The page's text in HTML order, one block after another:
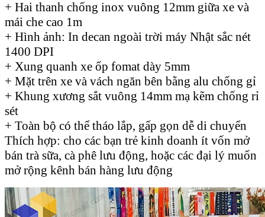
+ Hai thanh chống inox vuông 12mm giữa xe và
mái che cao 1m
+ Hình ảnh: In decan ngoài trời máy Nhật sắc nét
1400 DPI
+ Xung quanh xe ốp fomat dày 5mm
+ Mặt trên xe và vách ngăn bên bằng alu chống gỉ
+ Khung xương sắt vuông 14mm mạ kẽm chống rỉ
sét
+ Toàn bộ có thể tháo lắp, gấp gọn dễ di chuyển
Thích hợp: cho các bạn trẻ kinh doanh ít vốn mở
bán trà sữa, cà phê lưu động, hoặc các đại lý muốn
mở rộng kênh bán hàng lưu động